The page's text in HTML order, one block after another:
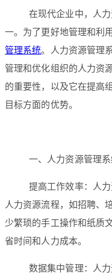
在现代企业中，人
一。为了更好地管理和利
管理系统。人力资源管理
管理和优化组织的人力资
的重要性，以及它在提高
目标方面的优势。
一、人力资源管理
提高工作效率：人
人力资源流程，如招聘、
少繁琐的手工操作和纸质
省时间和人力成本。
数据集中管理：人